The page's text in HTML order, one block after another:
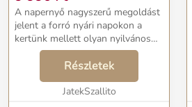
A napernyő nagyszerű megoldást
jelent a forró nyári napokon a
kertünk mellett olyan nyilvános
helyeken is, mint a kempingek,
strandok, parkok, vagy az udvarok.
A zár kioldása után a termék
magától kin...
Részletek
JatekSzallito